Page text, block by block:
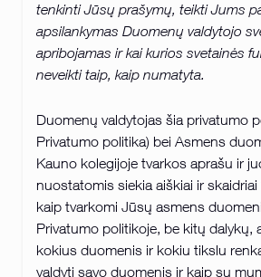
tenkinti Jūsų prašymų, teikti Jums
apsilankymas Duomenų valdytojo
apribojamas ir kai kurios svetainės
neveikti taip, kaip numatyta.
Duomenų valdytojas šia privatumo
Privatumo politika) bei Asmens
Kauno kolegijoje tvarkos aprašu ir
nuostatomis siekia aiškiai ir
kaip tvarkomi Jūsų asmens
Privatumo politikoje, be kitų dalykų,
kokius duomenis ir kokiu tikslu
valdyti savo duomenis ir kaip su